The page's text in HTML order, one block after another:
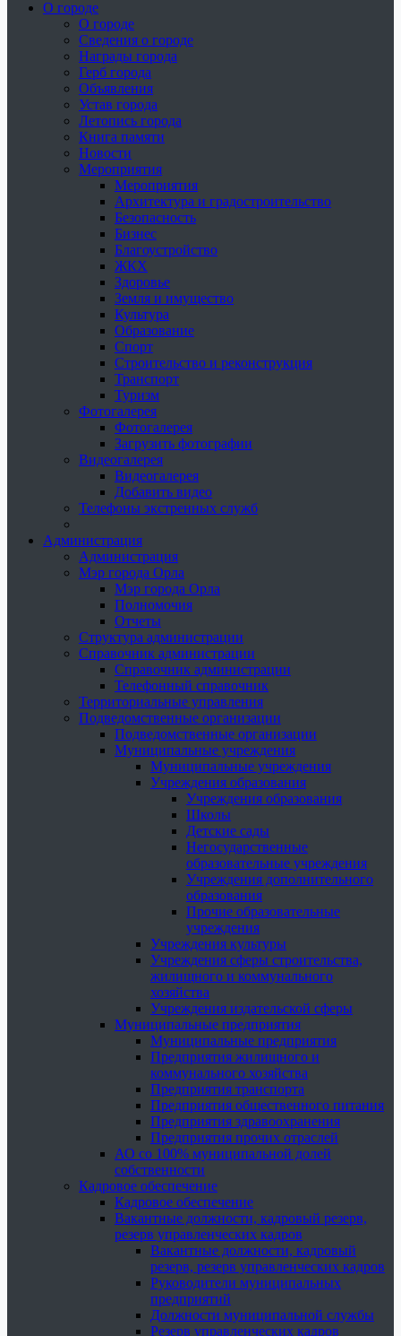
О городе
О городе
Сведения о городе
Награды города
Герб города
Объявления
Устав города
Летопись города
Книга памяти
Новости
Мероприятия
Мероприятия
Архитектура и градостроительство
Безопасность
Бизнес
Благоустройство
ЖКХ
Здоровье
Земля и имущество
Культура
Образование
Спорт
Строительство и реконструкция
Транспорт
Туризм
Фотогалерея
Фотогалерея
Загрузить фотографии
Видеогалерея
Видеогалерея
Добавить видео
Телефоны экстренных служб
Администрация
Администрация
Мэр города Орла
Мэр города Орла
Полномочия
Отчеты
Структура администрации
Справочник администрации
Справочник администрации
Телефонный справочник
Территориальные управления
Подведомственные организации
Подведомственные организации
Муниципальные учреждения
Муниципальные учреждения
Учреждения образования
Учреждения образования
Школы
Детские сады
Негосударственные
образовательные учреждения
Учреждения дополнительного
образования
Прочие образовательные
учреждения
Учреждения культуры
Учреждения сферы строительства,
жилищного и коммунального
хозяйства
Учреждения издательской сферы
Муниципальные предприятия
Муниципальные предприятия
Предприятия жилищного и
коммунального хозяйства
Предприятия транспорта
Предприятия общественного питания
Предприятия здравоохранения
Предприятия прочих отраслей
АО со 100% муниципальной долей
собственности
Кадровое обеспечение
Кадровое обеспечение
Вакантные должности, кадровый резерв,
резерв управленческих кадров
Вакантные должности, кадровый
резерв, резерв управленческих кадров
Руководители муниципальных
предприятий
Должности муниципальной службы
Резерв управленческих кадров